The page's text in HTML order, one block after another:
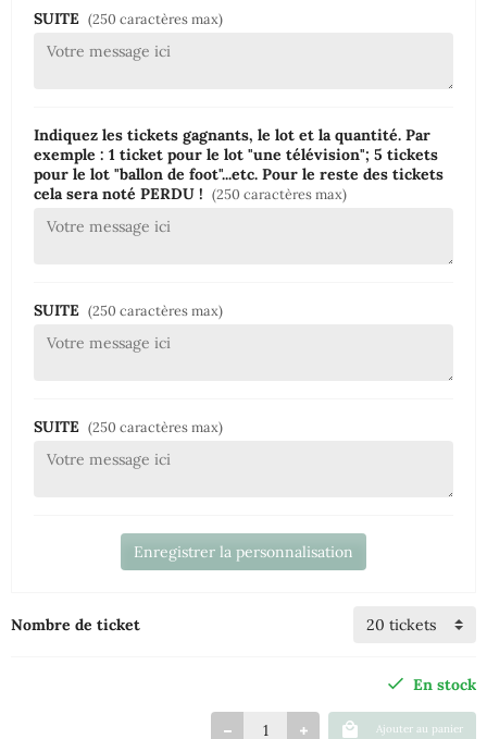
SUITE (250 caractères max)
Indiquez les tickets gagnants, le lot et la quantité. Par
exemple : 1 ticket pour le lot "une télévision"; 5 tickets
pour le lot "ballon de foot"...etc. Pour le reste des tickets
cela sera noté PERDU ! (250 caractères max)
SUITE (250 caractères max)
SUITE (250 caractères max)
Enregistrer la personnalisation
Nombre de ticket
En stock
Ajouter au panier